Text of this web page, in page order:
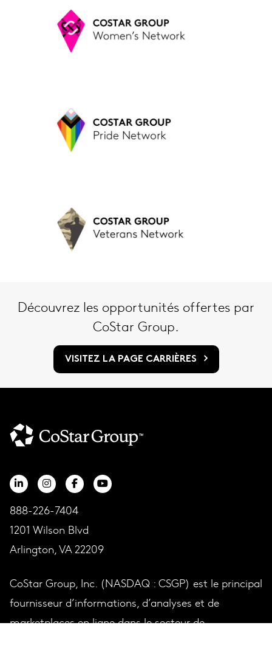
Découvrez les opportunités offertes par
CoStar Group.
VISITEZ LA PAGE CARRIÈRES
888-226-7404
1201 Wilson Blvd
Arlington, VA 22209
CoStar Group, Inc. (NASDAQ : CSGP) est le principal
fournisseur d’informations, d’analyses et de
marketplaces en ligne dans le secteur de